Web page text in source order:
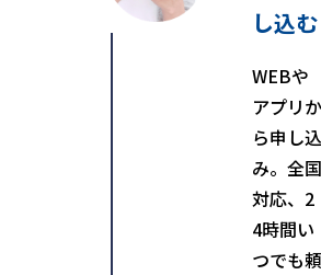
し込む
WEBや
アプリか
ら申し込
み。全国
対応、2
4時間い
つでも頼